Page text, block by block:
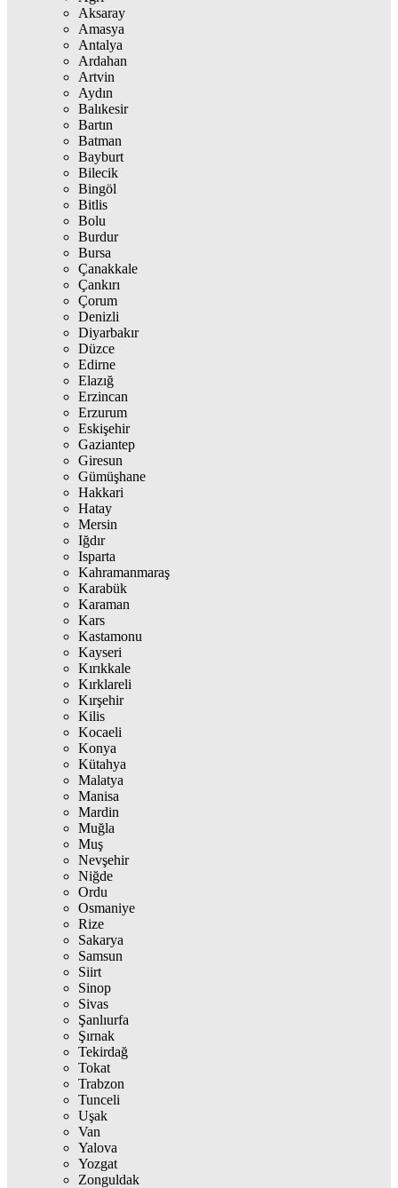
Aksaray
Amasya
Antalya
Ardahan
Artvin
Aydın
Balıkesir
Bartın
Batman
Bayburt
Bilecik
Bingöl
Bitlis
Bolu
Burdur
Bursa
Çanakkale
Çankırı
Çorum
Denizli
Diyarbakır
Düzce
Edirne
Elazığ
Erzincan
Erzurum
Eskişehir
Gaziantep
Giresun
Gümüşhane
Hakkari
Hatay
Mersin
Iğdır
Isparta
Kahramanmaraş
Karabük
Karaman
Kars
Kastamonu
Kayseri
Kırıkkale
Kırklareli
Kırşehir
Kilis
Kocaeli
Konya
Kütahya
Malatya
Manisa
Mardin
Muğla
Muş
Nevşehir
Niğde
Ordu
Osmaniye
Rize
Sakarya
Samsun
Siirt
Sinop
Sivas
Şanlıurfa
Şırnak
Tekirdağ
Tokat
Trabzon
Tunceli
Uşak
Van
Yalova
Yozgat
Zonguldak